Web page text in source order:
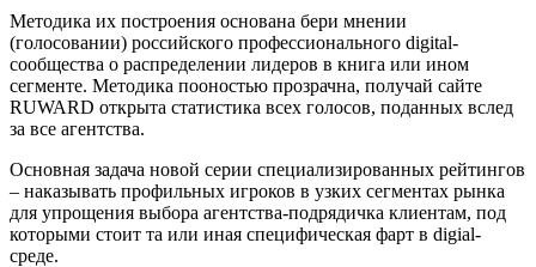
Методика их построения основана бери мнении
(голосовании) российского профессионального digital-
сообщества о распределении лидеров в книга или ином
сегменте. Методика пооностью прозрачна, получай сайте
RUWARD открыта статистика всех голосов, поданных вслед
за все агентства.
Основная задача новой серии специализированных рейтингов
– наказывать профильных игроков в узких сегментах рынка
для упрощения выбора агентства-подрядичка клиентам, под
которыми стоит та или иная специфическая фарт в digial-
среде.